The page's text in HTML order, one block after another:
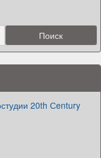
20th Сentury